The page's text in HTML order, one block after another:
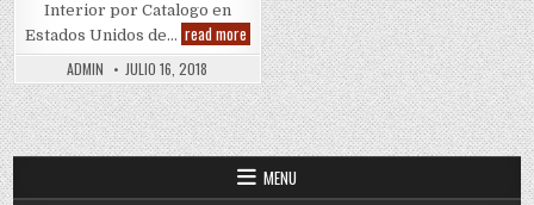
Interior por Catalogo en
Estados Unidos de… read moreIlusion
Otoño
2018
–
2019
|
Catalogo
Nuevo
ADMIN JULIO 16, 2018
MENU